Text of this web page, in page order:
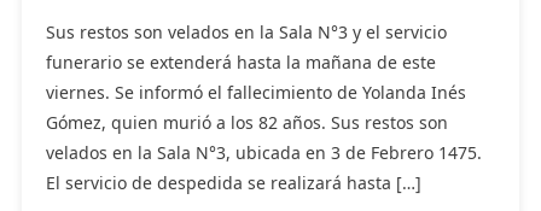
Sus restos son velados en la Sala N°3 y el servicio
funerario se extenderá hasta la mañana de este
viernes. Se informó el fallecimiento de Yolanda Inés
Gómez, quien murió a los 82 años. Sus restos son
velados en la Sala N°3, ubicada en 3 de Febrero 1475.
El servicio de despedida se realizará hasta […]